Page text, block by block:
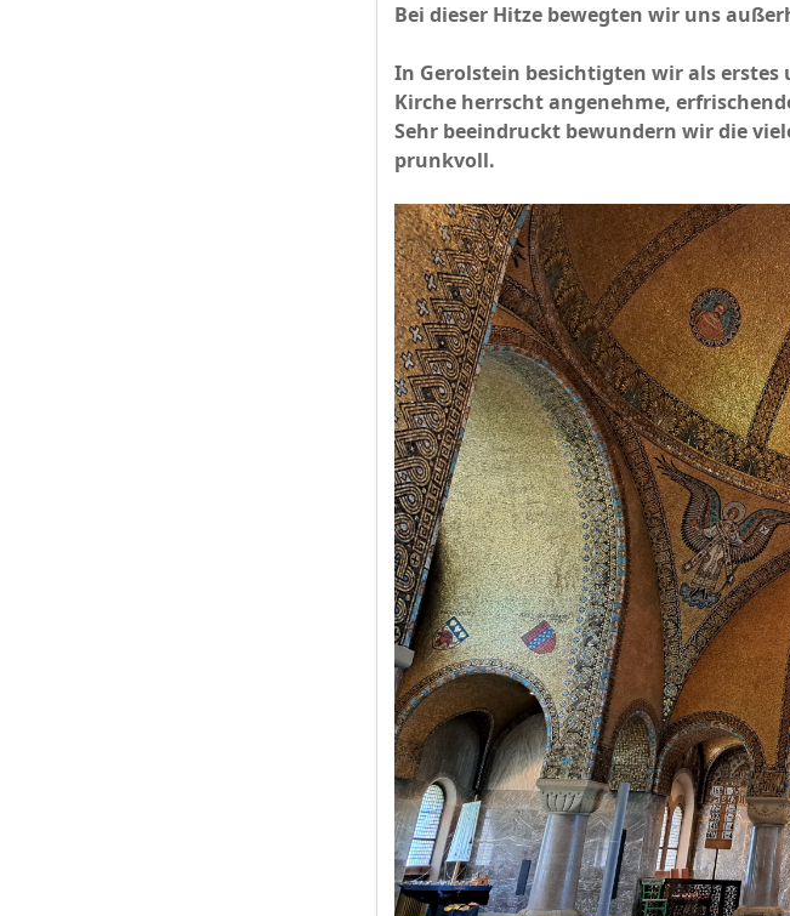
Bei dieser Hitze bewegten wir uns
In Gerolstein besichtigten wir als
Kirche herrscht angenehme,
Sehr beeindruckt bewundern wir die
prunkvoll.